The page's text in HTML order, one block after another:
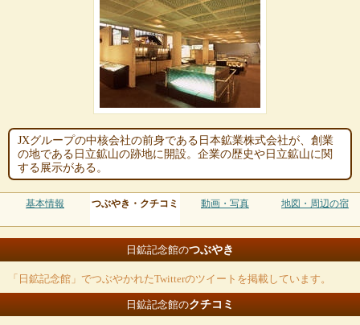
JXグループの中核会社の前身である日本鉱業株式会社が、創業
の地である日立鉱山の跡地に開設。企業の歴史や日立鉱山に関
する展示がある。
基本情報 つぶやき・クチコミ 動画・写真 地図・周辺の宿
日鉱記念館のつぶやき
「日鉱記念館」でつぶやかれたTwitterのツイートを掲載しています。
日鉱記念館のクチコミ